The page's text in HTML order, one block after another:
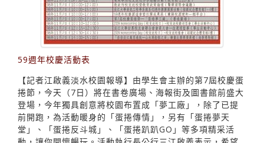
59週年校慶活動表
【記者江啟義淡水校園報導】由學生會主辦的第7屆校慶蛋
捲節，今天（7日）將在書卷廣場、海報街及圖書館前盛大
登場，今年獨具創意將校園布置成「夢工廠」，除了已提
前開跑，為活動暖身的「蛋捲傳情」，另有「蛋捲夢天
堂」、「蛋捲反斗城」、「蛋捲趴趴GO」等多項精采活